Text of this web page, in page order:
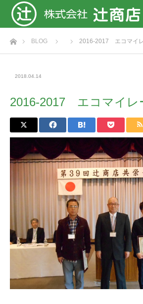
ホームBLOG 2016-2017 エコマイ
2018.04.14
2016-2017 エコマイレ